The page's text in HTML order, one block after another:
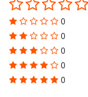
0
0
0
0
0